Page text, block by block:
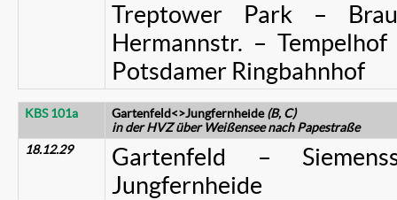
Treptower Park –
Hermannstr. –
Potsdamer Ringbahnhof
KBS 101a Gartenfeld<>Jungfernheide(B, C)
in der HVZ über Weißensee nach Papestraße
18.12.29
Gartenfeld –
Jungfernheide